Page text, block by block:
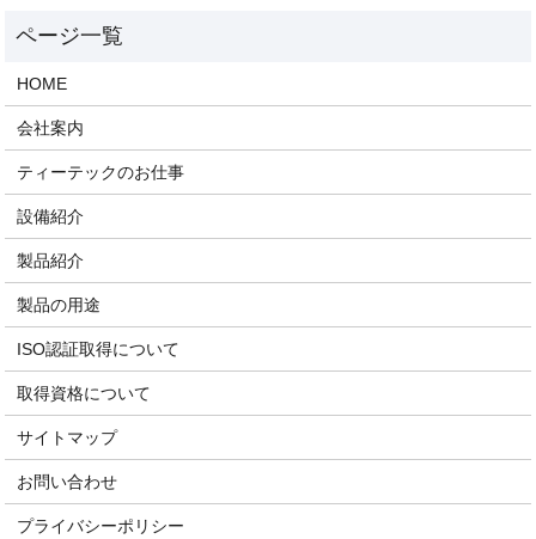
HOME
会社案内
ティーテックのお仕事
設備紹介
製品紹介
製品の用途
ISO認証取得について
取得資格について
サイトマップ
お問い合わせ
プライバシーポリシー